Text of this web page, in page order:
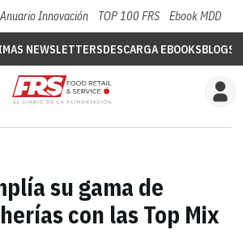
Anuario Innovación TOP 100 FRS Ebook MDD
NEWSLETTERSDESCARGA EBOOKSBLOGS
su gama de
con las Top Mix